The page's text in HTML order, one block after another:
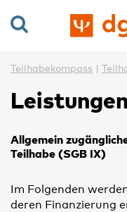
Teilhabekompass
Leistungen
Allgemein
Teilhabe (SGB IX)
Im Folgenden
deren Finanzierung